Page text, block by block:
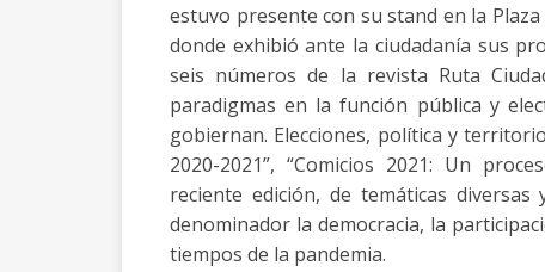
estuvo presente con su stand en la
donde exhibió ante la ciudadanía sus
seis números de la revista Ruta
paradigmas en la función pública y
gobiernan. Elecciones, política y
2020-2021”, “Comicios 2021: Un
reciente edición, de temáticas
denominador la democracia, la
tiempos de la pandemia.